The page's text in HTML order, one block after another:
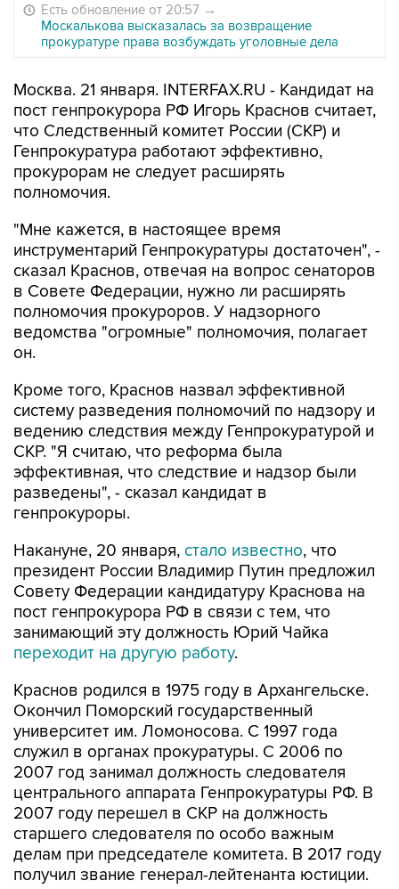
Есть обновление от 20:57 →
Москалькова высказалась за возвращение
прокуратуре права возбуждать уголовные дела
Москва. 21 января. INTERFAX.RU - Кандидат на
пост генпрокурора РФ Игорь Краснов считает,
что Следственный комитет России (СКР) и
Генпрокуратура работают эффективно,
прокурорам не следует расширять
полномочия.
"Мне кажется, в настоящее время
инструментарий Генпрокуратуры достаточен", -
сказал Краснов, отвечая на вопрос сенаторов
в Совете Федерации, нужно ли расширять
полномочия прокуроров. У надзорного
ведомства "огромные" полномочия, полагает
он.
Кроме того, Краснов назвал эффективной
систему разведения полномочий по надзору и
ведению следствия между Генпрокуратурой и
СКР. "Я считаю, что реформа была
эффективная, что следствие и надзор были
разведены", - сказал кандидат в
генпрокуроры.
Накануне, 20 января, стало известно, что
президент России Владимир Путин предложил
Совету Федерации кандидатуру Краснова на
пост генпрокурора РФ в связи с тем, что
занимающий эту должность Юрий Чайка
переходит на другую работу.
Краснов родился в 1975 году в Архангельске.
Окончил Поморский государственный
университет им. Ломоносова. С 1997 года
служил в органах прокуратуры. С 2006 по
2007 год занимал должность следователя
центрального аппарата Генпрокуратуры РФ. В
2007 году перешел в СКР на должность
старшего следователя по особо важным
делам при председателе комитета. В 2017 году
получил звание генерал-лейтенанта юстиции.